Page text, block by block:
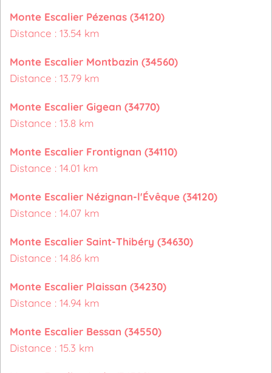
Monte Escalier Pézenas (34120)
Distance : 13.54 km
Monte Escalier Montbazin (34560)
Distance : 13.79 km
Monte Escalier Gigean (34770)
Distance : 13.8 km
Monte Escalier Frontignan (34110)
Distance : 14.01 km
Monte Escalier Nézignan-l'Évêque (34120)
Distance : 14.07 km
Monte Escalier Saint-Thibéry (34630)
Distance : 14.86 km
Monte Escalier Plaissan (34230)
Distance : 14.94 km
Monte Escalier Bessan (34550)
Distance : 15.3 km